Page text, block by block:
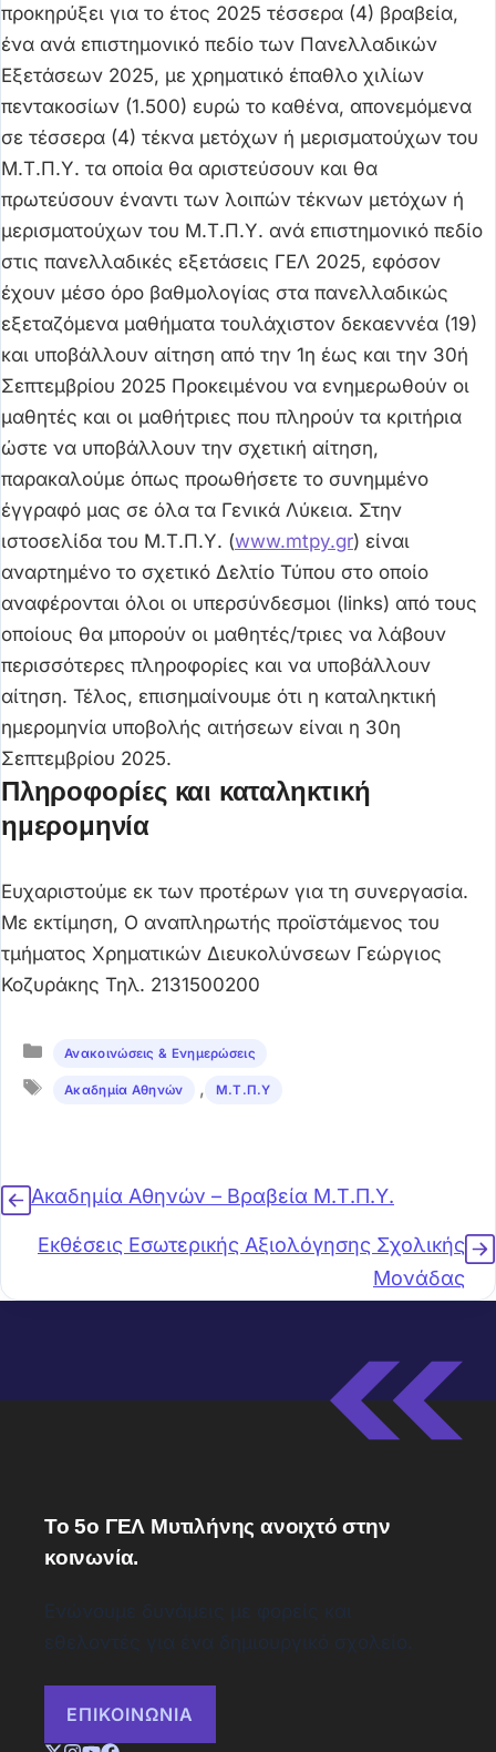
προκηρύξει για το έτος 2025 τέσσερα (4) βραβεία,
ένα ανά επιστημονικό πεδίο των Πανελλαδικών
Εξετάσεων 2025, με χρηματικό έπαθλο χιλίων
πεντακοσίων (1.500) ευρώ το καθένα, απονεμόμενα
σε τέσσερα (4) τέκνα μετόχων ή μερισματούχων του
Μ.Τ.Π.Υ. τα οποία θα αριστεύσουν και θα
πρωτεύσουν έναντι των λοιπών τέκνων μετόχων ή
μερισματούχων του Μ.Τ.Π.Υ. ανά επιστημονικό πεδίο
στις πανελλαδικές εξετάσεις ΓΕΛ 2025, εφόσον
έχουν μέσο όρο βαθμολογίας στα πανελλαδικώς
εξεταζόμενα μαθήματα τουλάχιστον δεκαεννέα (19)
και υποβάλλουν αίτηση από την 1η έως και την 30ή
Σεπτεμβρίου 2025 Προκειμένου να ενημερωθούν οι
μαθητές και οι μαθήτριες που πληρούν τα κριτήρια
ώστε να υποβάλλουν την σχετική αίτηση,
παρακαλούμε όπως προωθήσετε το συνημμένο
έγγραφό μας σε όλα τα Γενικά Λύκεια. Στην
ιστοσελίδα του Μ.Τ.Π.Υ. (www.mtpy.gr) είναι
αναρτημένο το σχετικό Δελτίο Τύπου στο οποίο
αναφέρονται όλοι οι υπερσύνδεσμοι (links) από τους
οποίους θα μπορούν οι μαθητές/τριες να λάβουν
περισσότερες πληροφορίες και να υποβάλλουν
αίτηση. Τέλος, επισημαίνουμε ότι η καταληκτική
ημερομηνία υποβολής αιτήσεων είναι η 30η
Σεπτεμβρίου 2025.
Πληροφορίες και καταληκτική
ημερομηνία
Ευχαριστούμε εκ των προτέρων για τη συνεργασία.
Με εκτίμηση, Ο αναπληρωτής προϊστάμενος του
τμήματος Χρηματικών Διευκολύνσεων Γεώργιος
Κοζυράκης Τηλ. 2131500200
Κατηγορίες
Ανακοινώσεις & Ενημερώσεις
Ετικέτες
Ακαδημία Αθηνών , Μ.Τ.Π.Υ
Ακαδημία Αθηνών – Βραβεία Μ.Τ.Π.Υ.
Εκθέσεις Εσωτερικής Αξιολόγησης Σχολικής
Μονάδας
Το 5ο ΓΕΛ Μυτιλήνης ανοιχτό στην
κοινωνία.
Ενώνουμε δυνάμεις με φορείς και
εθελοντές για ένα δημιουργικό σχολείο.
ΕΠΙΚΟΙΝΩΝΙΑ